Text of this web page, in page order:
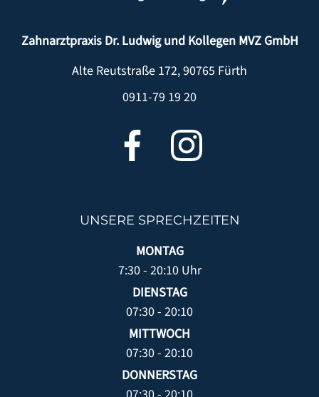
Zahnarztpraxis Dr. Ludwig und Kollegen MVZ GmbH
Alte Reutstraße 172,90765 Fürth
0911-79 19 20
UNSERE SPRECHZEITEN
MONTAG
7:30 - 20:10 Uhr
DIENSTAG
07:30 - 20:10
MITTWOCH
07:30 - 20:10
DONNERSTAG